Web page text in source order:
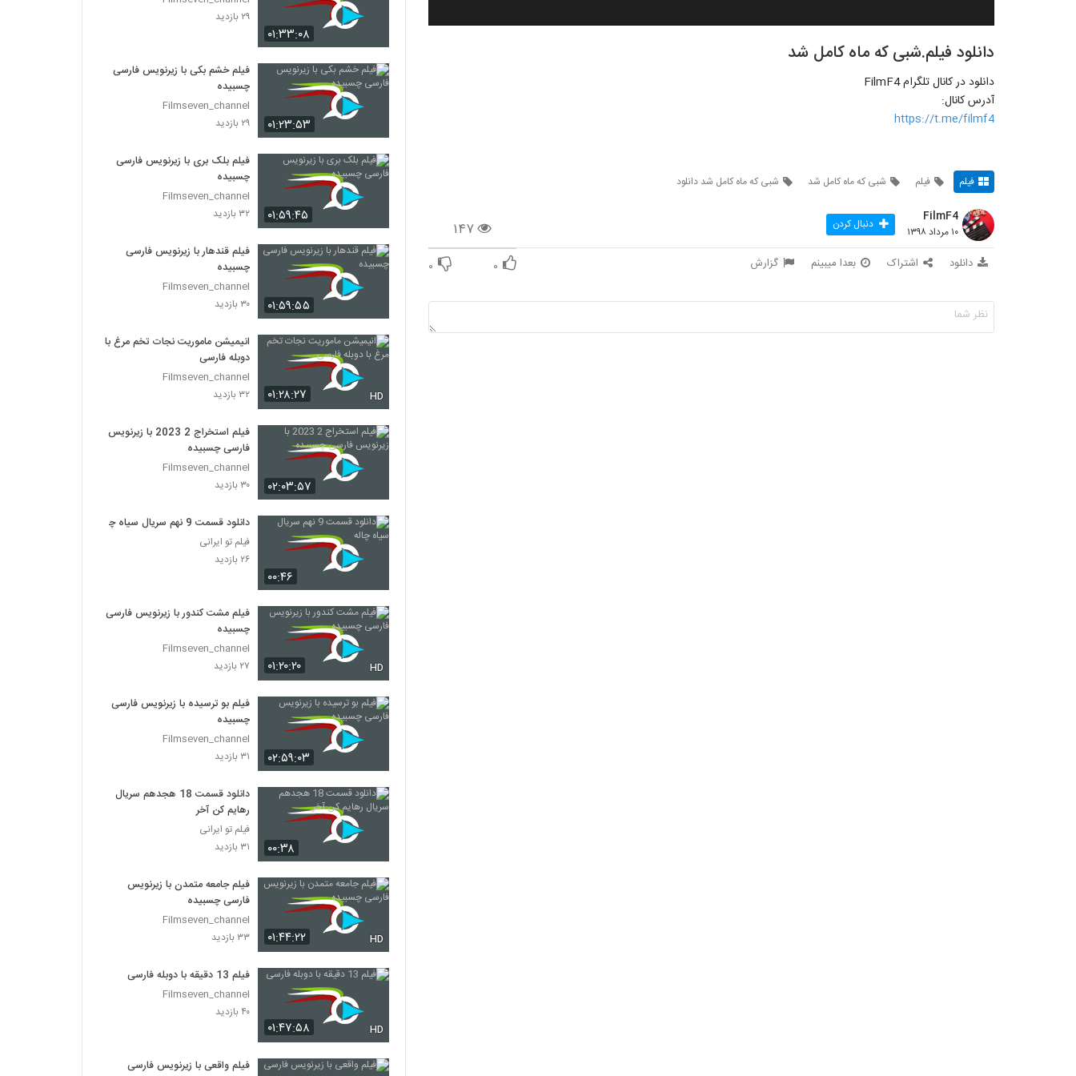
دانلود فیلم.شبی که ماه کامل شد
دانلود در کانال تلگرام FilmF4
آدرس کانال:
https://t.me/filmf4
فیلم فیلم شبی که ماه کامل شد شبی که ماه کامل شد دانلود
۱۴۷
FilmF4
۱۰ مرداد ۱۳۹۸ دنبال کردن
دانلود اشتراک بعدا میبینم گزارش ۰ ۰
۰۱:۳۳:۰۸
۲۹ بازدید
۰۱:۲۳:۵۳
فیلم خشم بکی با زیرنویس فارسی
چسبیده
Filmseven_channel
۲۹ بازدید
۰۱:۵۹:۴۵
فیلم بلک بری با زیرنویس فارسی
چسبیده
Filmseven_channel
۳۲ بازدید
۰۱:۵۹:۵۵
فیلم قندهار با زیرنویس فارسی
چسبیده
Filmseven_channel
۳۰ بازدید
۰۱:۲۸:۲۷ HD
انیمیشن ماموریت نجات تخم مرغ با
دوبله فارسی
Filmseven_channel
۳۲ بازدید
۰۲:۰۳:۵۷
فیلم استخراج 2 2023 با زیرنویس
فارسی چسبیده
Filmseven_channel
۳۰ بازدید
۰۰:۴۶
دانلود قسمت 9 نهم سریال سیاه چاله
فیلم تو ایرانی
۲۶ بازدید
۰۱:۲۰:۲۰ HD
فیلم مشت کندور با زیرنویس فارسی
چسبیده
Filmseven_channel
۲۷ بازدید
۰۲:۵۹:۰۳
فیلم بو ترسیده با زیرنویس فارسی
چسبیده
Filmseven_channel
۳۱ بازدید
۰۰:۳۸
دانلود قسمت 18 هجدهم سریال
رهایم کن آخر
فیلم تو ایرانی
۳۱ بازدید
۰۱:۴۴:۲۲ HD
فیلم جامعه متمدن با زیرنویس
فارسی چسبیده
Filmseven_channel
۳۳ بازدید
۰۱:۴۷:۵۸ HD
فیلم 13 دقیقه با دوبله فارسی
Filmseven_channel
۴۰ بازدید
فیلم واقعی با زیرنویس فارسی